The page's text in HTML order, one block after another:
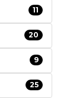
11
20
9
25